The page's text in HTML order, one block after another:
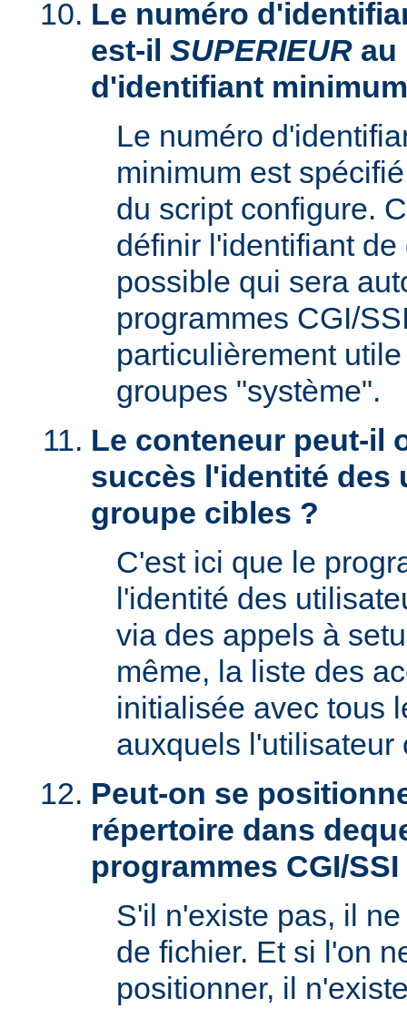
Le numéro
est-il SUPERIEUR au
d'identifiant
Le numéro
minimum est
du script configure.
définir l'identifiant
possible qui sera
programmes CGI/
particulièrement
groupes "système".
Le conteneur peut-il
succès l'identité des
groupe cibles ?
C'est ici que le
l'identité des
via des appels à
même, la liste des
initialisée avec tous
auxquels l'utilisateur
Peut-on se
répertoire dans
programmes CGI/SSI
S'il n'existe pas, il
de fichier. Et si l'on
positionner, il